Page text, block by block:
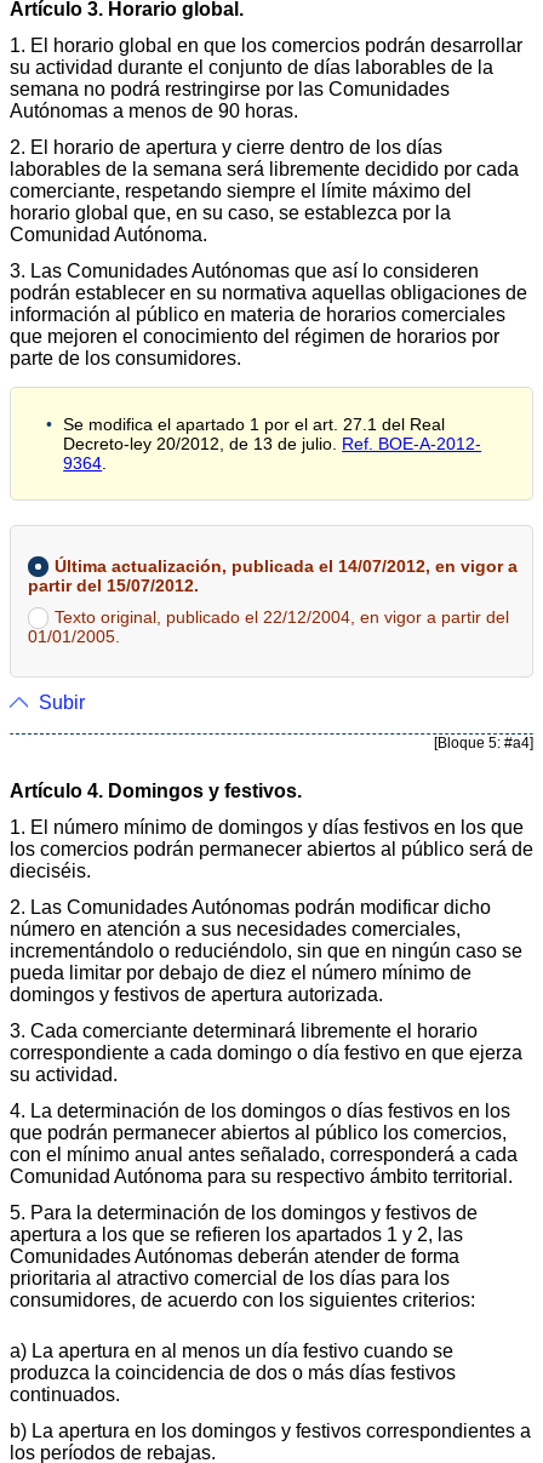
Artículo 3. Horario global.
1. El horario global en que los comercios podrán desarrollar
su actividad durante el conjunto de días laborables de la
semana no podrá restringirse por las Comunidades
Autónomas a menos de 90 horas.
2. El horario de apertura y cierre dentro de los días
laborables de la semana será libremente decidido por cada
comerciante, respetando siempre el límite máximo del
horario global que, en su caso, se establezca por la
Comunidad Autónoma.
3. Las Comunidades Autónomas que así lo consideren
podrán establecer en su normativa aquellas obligaciones de
información al público en materia de horarios comerciales
que mejoren el conocimiento del régimen de horarios por
parte de los consumidores.
Se modifica el apartado 1 por el art. 27.1 del Real
Decreto-ley 20/2012, de 13 de julio. Ref. BOE-A-2012-
9364
Última actualización, publicada el 14/07/2012, en vigor a
partir del 15/07/2012.
Texto original, publicado el 22/12/2004, en vigor a partir del
01/01/2005.
Subir
[Bloque 5: #a4]
Artículo 4. Domingos y festivos.
1. El número mínimo de domingos y días festivos en los que
los comercios podrán permanecer abiertos al público será de
dieciséis.
2. Las Comunidades Autónomas podrán modificar dicho
número en atención a sus necesidades comerciales,
incrementándolo o reduciéndolo, sin que en ningún caso se
pueda limitar por debajo de diez el número mínimo de
domingos y festivos de apertura autorizada.
3. Cada comerciante determinará libremente el horario
correspondiente a cada domingo o día festivo en que ejerza
su actividad.
4. La determinación de los domingos o días festivos en los
que podrán permanecer abiertos al público los comercios,
con el mínimo anual antes señalado, corresponderá a cada
Comunidad Autónoma para su respectivo ámbito territorial.
5. Para la determinación de los domingos y festivos de
apertura a los que se refieren los apartados 1 y 2, las
Comunidades Autónomas deberán atender de forma
prioritaria al atractivo comercial de los días para los
consumidores, de acuerdo con los siguientes criterios:
a) La apertura en al menos un día festivo cuando se
produzca la coincidencia de dos o más días festivos
continuados.
b) La apertura en los domingos y festivos correspondientes a
los períodos de rebajas.